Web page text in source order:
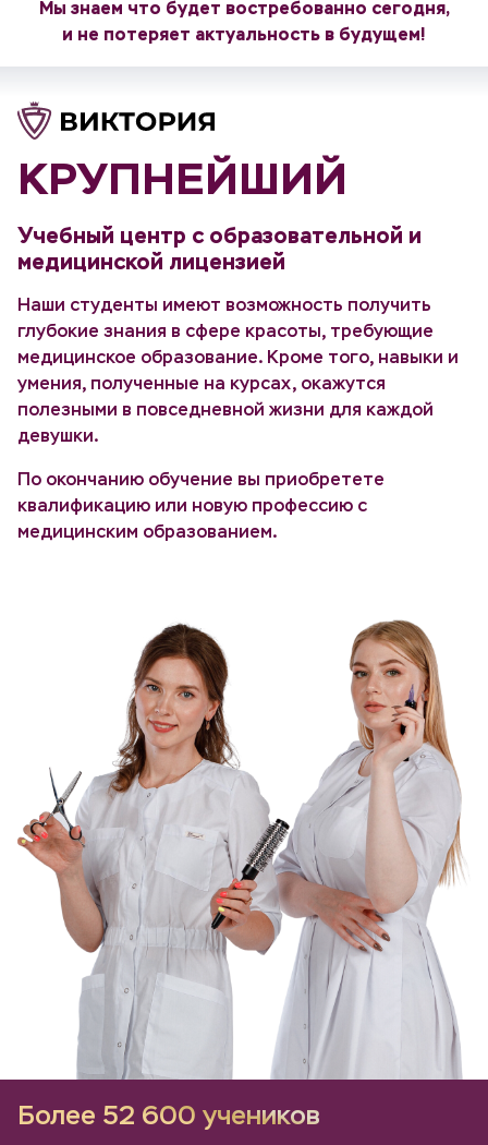
Мы знаем что будет востребованно сегодня,
и не потеряет актуальность в будущем!
КРУПНЕЙШИЙ
Учебный центр с образовательной и
медицинской лицензией
Наши студенты имеют возможность получить
глубокие знания в сфере красоты, требующие
медицинское образование. Кроме того, навыки и
умения, полученные на курсах, окажутся
полезными в повседневной жизни для каждой
девушки.
По окончанию обучение вы приобретете
квалификацию или новую профессию с
медицинским образованием.
Более 52 600 учеников